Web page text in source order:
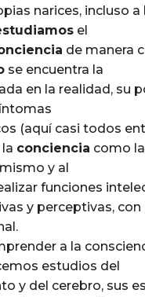
narices, incluso
el
de manera
se encuentra la
en la realidad, su
(aquí casi todos
conciencia como
y al
funciones
y perceptivas, con
a la
estudios del
y del cerebro, sus